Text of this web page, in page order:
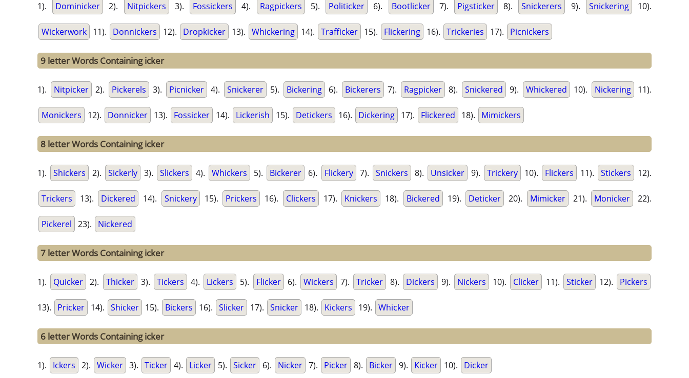
1). Dominicker 2). Nitpickers 3). Fossickers 4). Ragpickers 5). Politicker 6). Bootlicker 7). Pigsticker 8). Snickerers 9). Snickering 10).
Wickerwork 11). Donnickers 12). Dropkicker 13). Whickering 14). Trafficker 15). Flickering 16). Trickeries 17). Picnickers
9 letter Words Containing icker
1). Nitpicker 2). Pickerels 3). Picnicker 4). Snickerer 5). Bickering 6). Bickerers 7). Ragpicker 8). Snickered 9). Whickered 10). Nickering 11).
Monickers 12). Donnicker 13). Fossicker 14). Lickerish 15). Detickers 16). Dickering 17). Flickered 18). Mimickers
8 letter Words Containing icker
1). Shickers 2). Sickerly 3). Slickers 4). Whickers 5). Bickerer 6). Flickery 7). Snickers 8). Unsicker 9). Trickery 10). Flickers 11). Stickers 12).
Trickers 13). Dickered 14). Snickery 15). Prickers 16). Clickers 17). Knickers 18). Bickered 19). Deticker 20). Mimicker 21). Monicker 22).
Pickerel 23). Nickered
7 letter Words Containing icker
1). Quicker 2). Thicker 3). Tickers 4). Lickers 5). Flicker 6). Wickers 7). Tricker 8). Dickers 9). Nickers 10). Clicker 11). Sticker 12). Pickers
13). Pricker 14). Shicker 15). Bickers 16). Slicker 17). Snicker 18). Kickers 19). Whicker
6 letter Words Containing icker
1). Ickers 2). Wicker 3). Ticker 4). Licker 5). Sicker 6). Nicker 7). Picker 8). Bicker 9). Kicker 10). Dicker